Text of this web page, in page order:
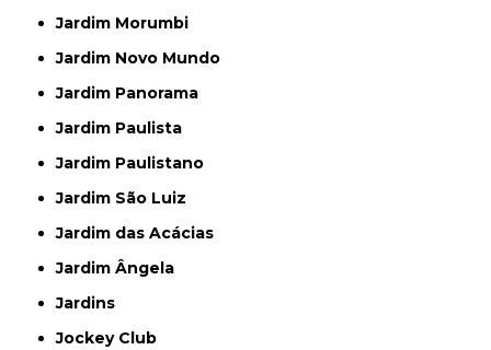
Jardim Morumbi
Jardim Novo Mundo
Jardim Panorama
Jardim Paulista
Jardim Paulistano
Jardim São Luiz
Jardim das Acácias
Jardim Ângela
Jardins
Jockey Club